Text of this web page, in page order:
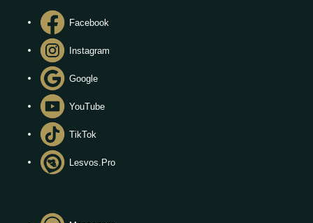
Facebook
Instagram
Google
YouTube
TikTok
Lesvos.Pro